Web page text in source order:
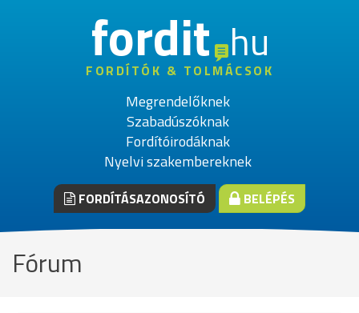
fordithu
FORDÍTÓK & TOLMÁCSOK
Megrendelőknek
Szabadúszóknak
Fordítóirodáknak
Nyelvi szakembereknek
FORDÍTÁSAZONOSÍTÓ BELÉPÉS
Fórum